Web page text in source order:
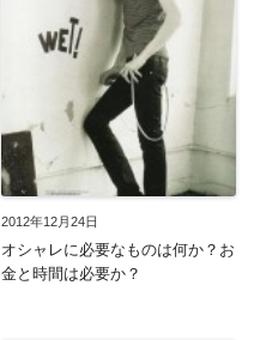
2012年12月24日
オシャレに必要なものは何か？お
金と時間は必要か？